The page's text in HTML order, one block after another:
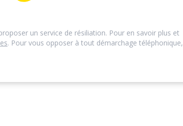
un service de résiliation. Pour en savoir plus et
. Pour vous opposer à tout démarchage téléphonique,